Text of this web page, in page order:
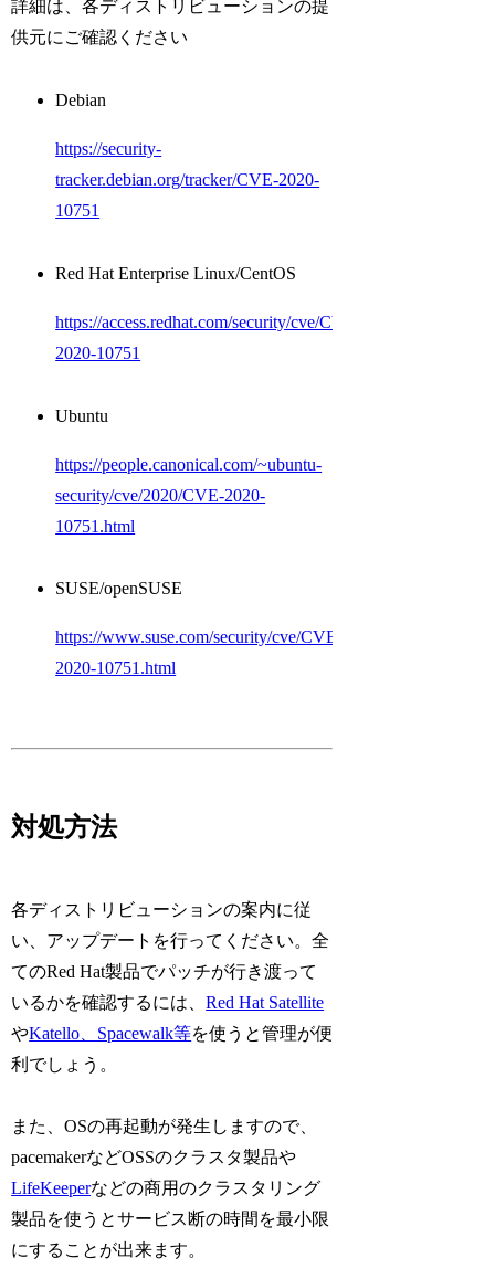
詳細は、各ディストリビューションの提
供元にご確認ください
Debian
https://security-
tracker.debian.org/tracker/CVE-2020-
10751
Red Hat Enterprise Linux/CentOS
https://access.redhat.com/security/cve/CVE-
2020-10751
Ubuntu
https://people.canonical.com/~ubuntu-
security/cve/2020/CVE-2020-
10751.html
SUSE/openSUSE
https://www.suse.com/security/cve/CVE-
2020-10751.html
対処方法
各ディストリビューションの案内に従
い、アップデートを行ってください。全
てのRed Hat製品でパッチが行き渡って
いるかを確認するには、Red Hat Satellite
やKatello、Spacewalk等を使うと管理が便
利でしょう。
また、OSの再起動が発生しますので、
pacemakerなどOSSのクラスタ製品や
LifeKeeperなどの商用のクラスタリング
製品を使うとサービス断の時間を最小限
にすることが出来ます。